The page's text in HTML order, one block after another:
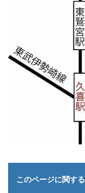
このページに関する